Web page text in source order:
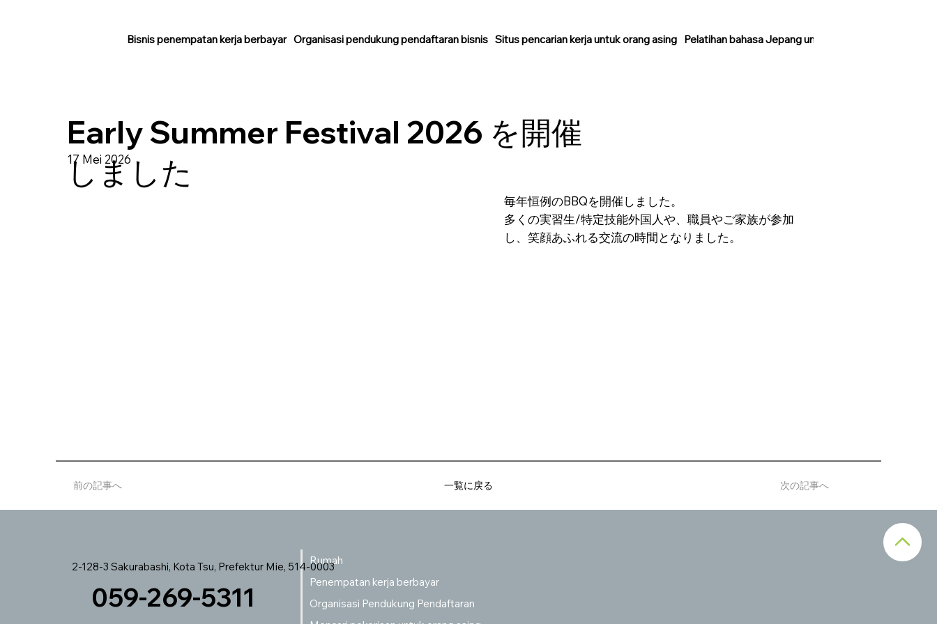
Bisnis penempatan kerja berbayar Organisasi pendukung pendaftaran bisnis Situs pencarian kerja untuk orang asing Pelatihan bahasa Jepang untuk orang asing
Early Summer Festival 2026 を開催
しました
17 Mei 2026
毎年恒例のBBQを開催しました。
多くの実習生/特定技能外国人や、職員やご家族が参加
し、笑顔あふれる交流の時間となりました。
前の記事へ 一覧に戻る 次の記事へ
Rumah
Penempatan kerja berbayar
Organisasi Pendukung Pendaftaran
2-128-3 Sakurabashi, Kota Tsu, Prefektur Mie, 514-0003
059-269-5311